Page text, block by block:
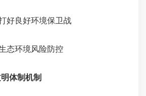
好良好环境保卫战
态环境风险防控
体制机制